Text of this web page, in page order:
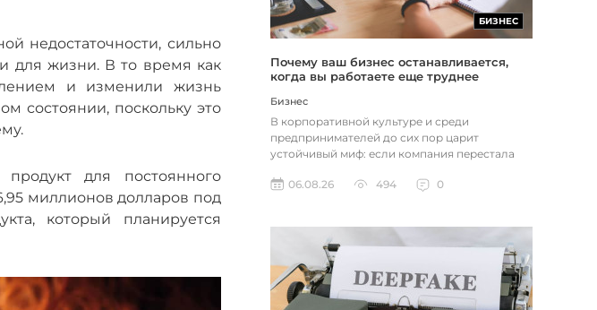
недостаточности, сильно
для жизни. В то время как
и изменили жизнь
состоянии, поскольку это
продукт для постоянного
миллионов долларов под
который планируется
БИЗНЕС
Почему ваш бизнес останавливается,
когда вы работаете еще труднее
Бизнес
В корпоративной культуре и среди
предпринимателей до сих пор царит
устойчивый миф: если компания перестала
пр...06.08.26 494 0